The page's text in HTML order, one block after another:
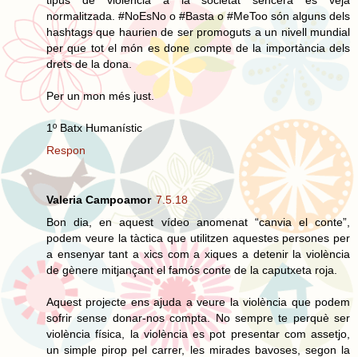
normalitzada. #NoEsNo o #Basta o #MeToo són alguns dels
hashtags que haurien de ser promoguts a un nivell mundial
per que tot el món es done compte de la importància dels
drets de la dona.
Per un mon més just.
1º Batx Humanístic
Respon
Valeria Campoamor 7.5.18
Bon dia, en aquest vídeo anomenat “canvia el conte”,
podem veure la tàctica que utilitzen aquestes persones per
a ensenyar tant a xics com a xiques a detenir la violència
de gènere mitjançant el famós conte de la caputxeta roja.
Aquest projecte ens ajuda a veure la violència que podem
sofrir sense donar-nos compta. No sempre te perquè ser
violència física, la violència es pot presentar com assetjo,
un simple pirop pel carrer, les mirades bavoses, segon la